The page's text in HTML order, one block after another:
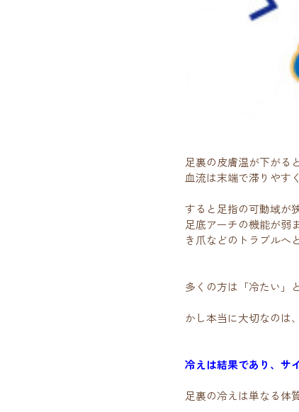
足裏の皮膚温が下がると
血流は末端で滞りやす
すると足指の可動域が
足底アーチの機能が弱
き爪などのトラブルへ
多くの方は「冷たい」
かし本当に大切なのは
冷えは結果であり、サ
足裏の冷えは単なる体